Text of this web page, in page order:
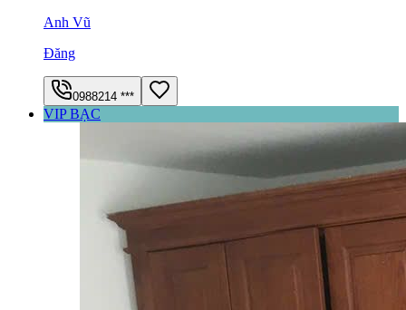
Anh Vũ
Đăng
0988214 ***
VIP BẠC